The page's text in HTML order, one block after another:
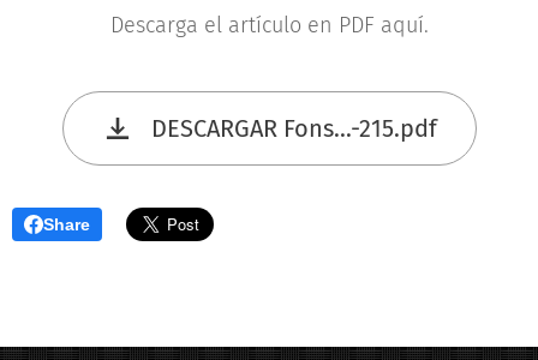
Descarga el artículo en PDF aquí.
DESCARGAR Fons...-215.pdf
Share